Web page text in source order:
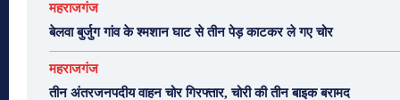
महराजगंज
बेलवा बुर्जुग गांव के श्मशान घाट से तीन पेड़ काटकर ले गए चोर
महराजगंज
तीन अंतरजनपदीय वाहन चोर गिरफ्तार, चोरी की तीन बाइक बरामद